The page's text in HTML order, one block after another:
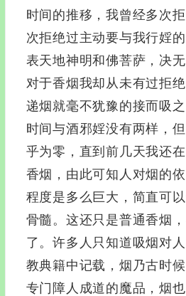
时间的推移，我曾经多次
次拒绝过主动要与我行婬
表天地神明和佛菩萨，决
对于香烟我却从未有过拒
递烟就毫不犹豫的接而吸
时间与酒邪婬没有两样，
乎为零，直到前几天我还
香烟，由此可知人对烟的
程度是多么巨大，简直可
骨髓。这还只是普通香烟
了。许多人只知道吸烟对
教典籍中记载，烟乃古时
专门障人成道的魔品，烟